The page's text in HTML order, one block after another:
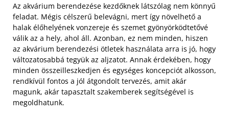
Az akvárium berendezése kezdőknek látszólag nem könnyű
feladat. Mégis célszerű belevágni, mert így növelhető a
halak élőhelyének vonzereje és szemet gyönyörködtetővé
válik az a hely, ahol áll. Azonban, ez nem minden, hiszen
az akvárium berendezési ötletek használata arra is jó, hogy
változatosabbá tegyük az aljzatot. Annak érdekében, hogy
minden összeilleszkedjen és egységes koncepciót alkosson,
rendkívül fontos a jól átgondolt tervezés, amit akár
magunk, akár tapasztalt szakemberek segítségével is
megoldhatunk.